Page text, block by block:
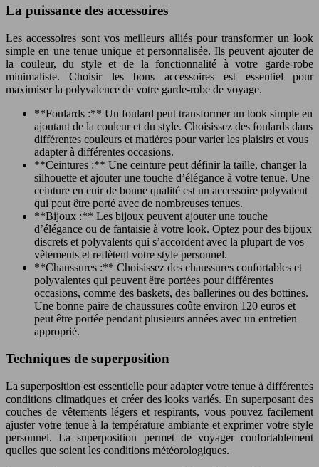
La puissance des accessoires
Les accessoires sont vos meilleurs alliés pour transformer un look
simple en une tenue unique et personnalisée. Ils peuvent ajouter de
la couleur, du style et de la fonctionnalité à votre garde-robe
minimaliste. Choisir les bons accessoires est essentiel pour
maximiser la polyvalence de votre garde-robe de voyage.
**Foulards :** Un foulard peut transformer un look simple en
ajoutant de la couleur et du style. Choisissez des foulards dans
différentes couleurs et matières pour varier les plaisirs et vous
adapter à différentes occasions.
**Ceintures :** Une ceinture peut définir la taille, changer la
silhouette et ajouter une touche d’élégance à votre tenue. Une
ceinture en cuir de bonne qualité est un accessoire polyvalent
qui peut être porté avec de nombreuses tenues.
**Bijoux :** Les bijoux peuvent ajouter une touche
d’élégance ou de fantaisie à votre look. Optez pour des bijoux
discrets et polyvalents qui s’accordent avec la plupart de vos
vêtements et reflètent votre style personnel.
**Chaussures :** Choisissez des chaussures confortables et
polyvalentes qui peuvent être portées pour différentes
occasions, comme des baskets, des ballerines ou des bottines.
Une bonne paire de chaussures coûte environ 120 euros et
peut être portée pendant plusieurs années avec un entretien
approprié.
Techniques de superposition
La superposition est essentielle pour adapter votre tenue à différentes
conditions climatiques et créer des looks variés. En superposant des
couches de vêtements légers et respirants, vous pouvez facilement
ajuster votre tenue à la température ambiante et exprimer votre style
personnel. La superposition permet de voyager confortablement
quelles que soient les conditions météorologiques.